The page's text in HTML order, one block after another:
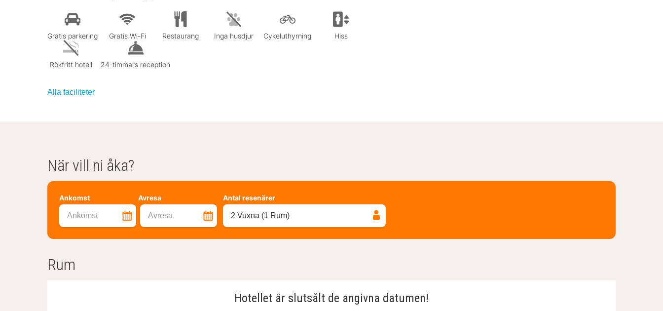
Gratis parkering Gratis Wi-Fi Restaurang Inga husdjur Cykeluthyrning Hiss
Rökfritt hotell 24-timmars reception
Alla faciliteter
När vill ni åka?
Ankomst Avresa
Ankomst Avresa
Antal resenärer
2 Vuxna (1 Rum)
Rum
Hotellet är slutsålt de angivna datumen!